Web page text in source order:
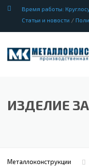
Время работы:
Статьи и новости /
ИЗДЕЛИЕ
Металлоконструкции